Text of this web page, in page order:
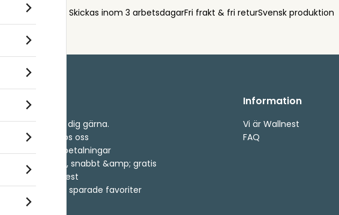
Skickas inom 3 arbetsdagarFri frakt & fri returSvensk produktion
Vi hjälper dig gärna.
du handlar hos oss
och återbetalningar
- enkelt, snabbt &amp; gratis
på Wallnest
hittar du dina sparade favoriter
Information
Vi är Wallnest
FAQ